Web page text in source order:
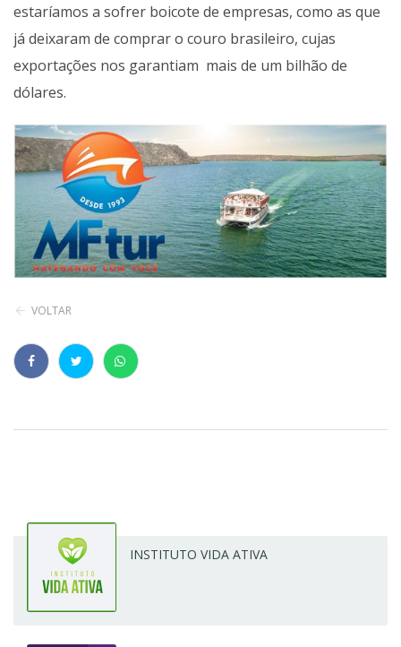
estaríamos a sofrer boicote de empresas, como as que
já deixaram de comprar o couro brasileiro, cujas
exportações nos garantiam mais de um bilhão de
dólares.
VOLTAR
INSTITUTO VIDA ATIVA